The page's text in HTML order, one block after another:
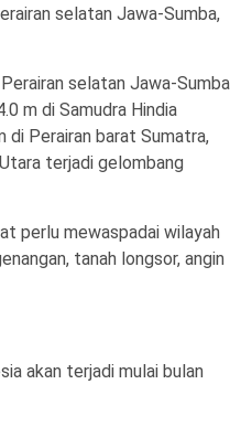
selatan Jawa-Sumba,
selatan Jawa-
m di Samudra Hindia
di Perairan barat Sumatra,
terjadi gelombang
perlu mewaspadai wilayah
tanah longsor, angin
akan terjadi mulai bulan